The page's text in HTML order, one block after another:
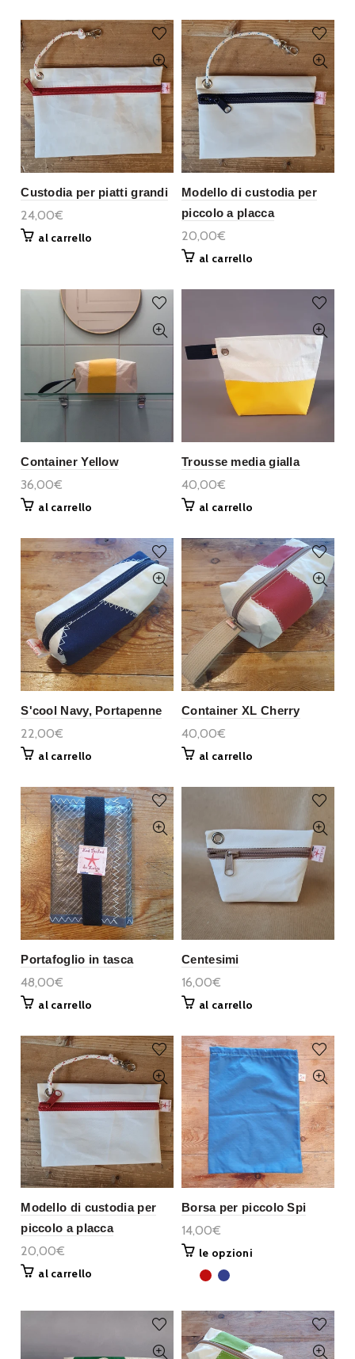
Custodia per piatti grandi
24,00€
al carrello
Modello di custodia per
piccolo a placca
20,00€
al carrello
Container Yellow
36,00€
al carrello
Trousse media gialla
40,00€
al carrello
S'cool Navy, Portapenne
22,00€
al carrello
Container XL Cherry
40,00€
al carrello
Portafoglio in tasca
48,00€
al carrello
Centesimi
16,00€
al carrello
Modello di custodia per
piccolo a placca
20,00€
al carrello
Borsa per piccolo Spi
14,00€
le opzioni